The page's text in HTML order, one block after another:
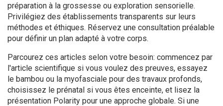
préparation à la grossesse ou exploration sensorielle.
Privilégiez des établissements transparents sur leurs
méthodes et éthiques. Réservez une consultation préalable
pour définir un plan adapté à votre corps.
Parcourez ces articles selon votre besoin: commencez par
l'article scientifique si vous voulez des preuves, essayez
le bambou ou la myofasciale pour des travaux profonds,
choisissez le prénatal si vous êtes enceinte, et lisez la
présentation Polarity pour une approche globale. Si une